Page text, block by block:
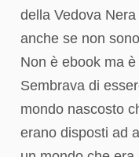
della Vedova
anche se non
Non è ebook ma
Sembrava di
mondo nascosto
erano disposti ad